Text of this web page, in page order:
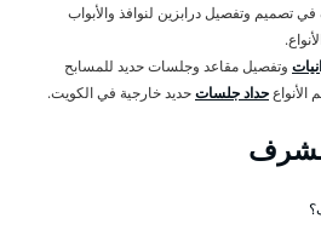
تصميم وتفصيل درابزين لنوافذ والأبواب
وتفصيل مقاعد وجلسات حديد للمسابح
حداد جلساتحديد خارجية في الكويت.